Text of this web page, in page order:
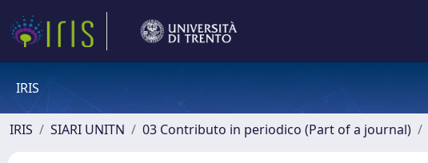
IRIS
IRIS SIARI UNITN 03 Contributo in periodico (Part of a journal)